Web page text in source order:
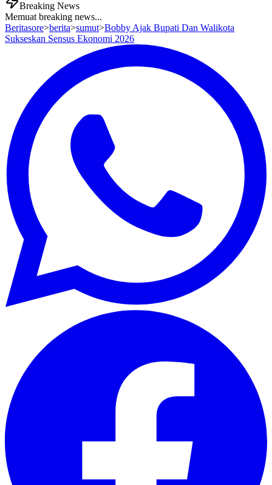
Breaking News
Memuat breaking news...
Beritasore>berita>sumut>Bobby Ajak Bupati Dan Walikota
Sukseskan Sensus Ekonomi 2026